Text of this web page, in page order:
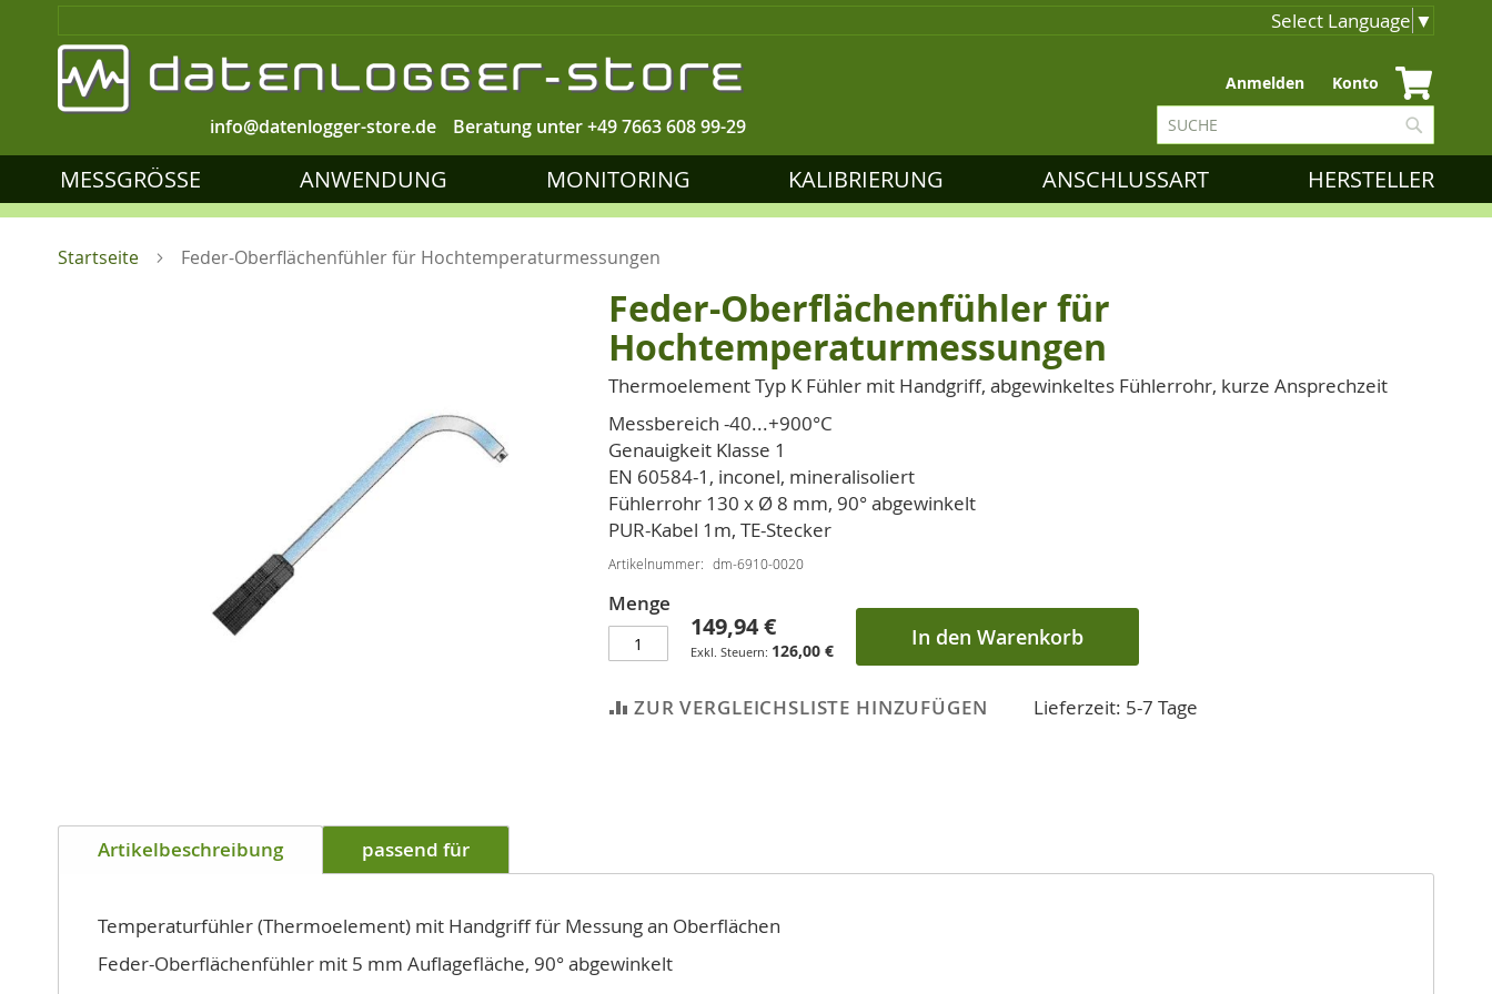
Select Language ▼
Beratung unter+49 7663 608 99-29
info@datenlogger-store.de
Zum
Inhalt
springen
Anmelden Konto
Suche
MESSGRÖSSE ANWENDUNG MONITORING KALIBRIERUNG ANSCHLUSSART HERSTELLER
Startseite Feder-Oberflächenfühler für Hochtemperaturmessungen
Anfang
springen
Feder-Oberflächenfühler für
Hochtemperaturmessungen
Thermoelement Typ K Fühler mit Handgriff, abgewinkeltes Fühlerrohr, kurze Ansprechzeit
Messbereich -40...+900°C
Genauigkeit Klasse 1
EN 60584-1, inconel, mineralisoliert
Fühlerrohr 130 x Ø 8 mm, 90° abgewinkelt
PUR-Kabel 1m, TE-Stecker
Artikelnummer dm-6910-0020
Menge
149,94 €
126,00 € In den Warenkorb
ZUR VERGLEICHSLISTE HINZUFÜGEN Lieferzeit: 5-7 Tage
Artikelbeschreibung passend für
Temperaturfühler (Thermoelement) mit Handgriff für Messung an Oberflächen
Feder-Oberflächenfühler mit 5 mm Auflagefläche, 90° abgewinkelt